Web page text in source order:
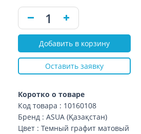
Коротко о товаре
Код товара : 10160108
Бренд : ASUA (Қазақстан)
Цвет : Темный графит матовый
Добавить в корзину
Оставить заявку